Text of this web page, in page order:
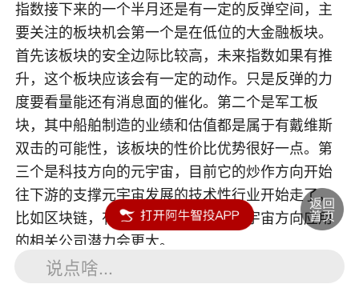
指数接下来的一个半月还是有一定的反弹空间，主
要关注的板块机会第一个是在低位的大金融板块。
首先该板块的安全边际比较高，未来指数如果有推
升，这个板块应该会有一定的动作。只是反弹的力
度要看量能还有消息面的催化。第二个是军工板
块，其中船舶制造的业绩和估值都是属于有戴维斯
双击的可能性，该板块的性价比优势很好一点。第
三个是科技方向的元宇宙，目前它的炒作方向开始
往下游的支撑元宇宙发展的技术性行业开始走了，
比如区块链，有区块链技术并且往元宇宙方向应用
的相关公司潜力会更大。
说点啥...